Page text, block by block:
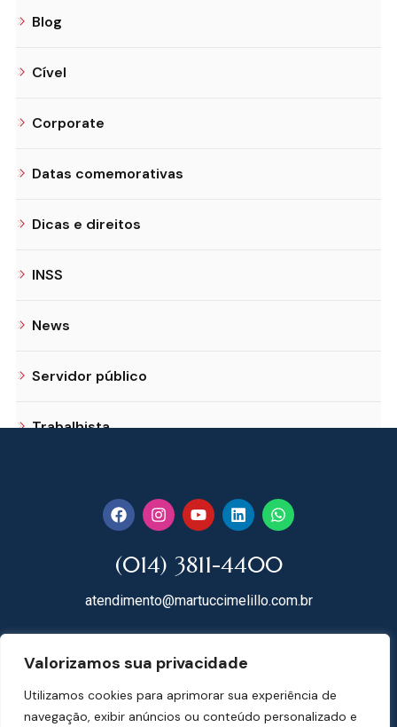
Valorizamos sua privacidade
Utilizamos cookies para aprimorar sua experiência de
navegação, exibir anúncios ou conteúdo personalizado e
Blog
Cível
Corporate
Datas comemorativas
Dicas e direitos
INSS
News
Servidor público
Trabalhista
(014) 3811-4400
atendimento@martuccimelillo.com.br
18602-091 Centro – Botucatu – SP